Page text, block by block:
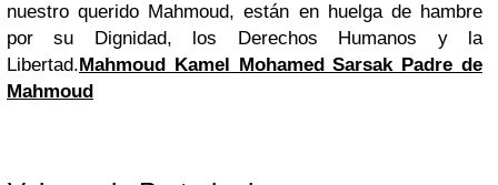
nuestro querido Mahmoud, están en huelga de hambre
por su Dignidad, los Derechos Humanos y la
Libertad.Mahmoud Kamel Mohamed Sarsak Padre de
Mahmoud